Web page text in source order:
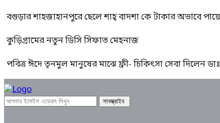
বগুড়ার শাহজাহানপুরে ছেলে শাহ্ বাদশা কে টাকার অভাবে
কুড়িগ্রামের নতুন ডিসি সিফাত মেহনাজ
পবিত্র ঈদে তৃনমুল মানুষের মাঝে ফ্রী- চিকিৎসা সেবা দিলেন